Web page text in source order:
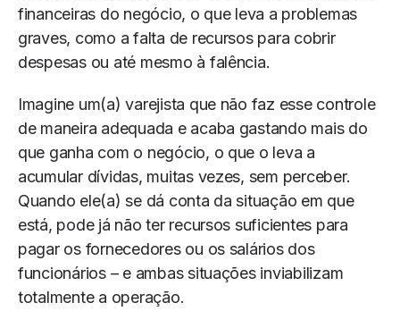
financeiras do negócio, o que leva a problemas
graves, como a falta de recursos para cobrir
despesas ou até mesmo à falência.
Imagine um(a) varejista que não faz esse controle
de maneira adequada e acaba gastando mais do
que ganha com o negócio, o que o leva a
acumular dívidas, muitas vezes, sem perceber.
Quando ele(a) se dá conta da situação em que
está, pode já não ter recursos suficientes para
pagar os fornecedores ou os salários dos
funcionários – e ambas situações inviabilizam
totalmente a operação.